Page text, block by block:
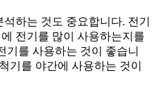
하는 것도 중요합니다. 전기
전기를 많이 사용하는지를
기를 사용하는 것이 좋습니
기를 야간에 사용하는 것이